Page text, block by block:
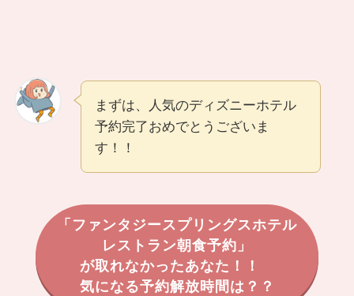
まずは、人気のディズニーホテル
予約完了おめでとうございま
す！！
「ファンタジースプリングスホテル
レストラン朝食予約」
が取れなかったあなた！！
気になる予約解放時間は？？